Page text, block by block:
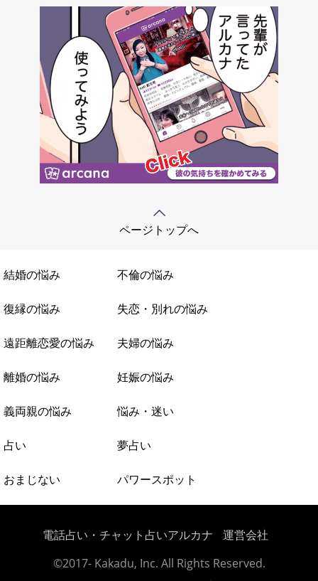
ページトップへ
結婚の悩み 不倫の悩み
復縁の悩み 失恋・別れの悩み
遠距離恋愛の悩み 夫婦の悩み
離婚の悩み 妊娠の悩み
義両親の悩み 悩み・迷い
占い 夢占い
おまじない パワースポット
電話占い・チャット占いアルカナ
運営会社
©2017- Kakadu, Inc. All Rights Reserved.